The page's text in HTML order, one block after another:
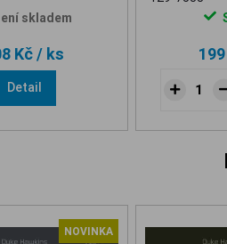
skladem
Kč/ ks
Detail
NOVINKA